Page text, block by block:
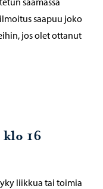
saapuu joko
jos olet ottanut
16
liikkua tai toimia